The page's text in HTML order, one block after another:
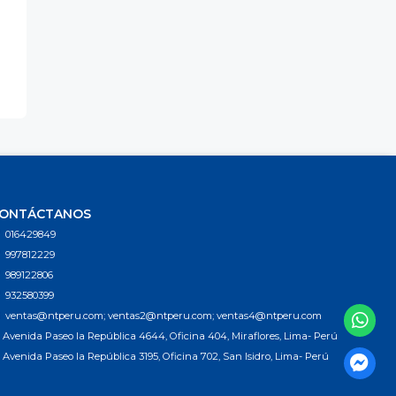
016429849
997812229
989122806
932580399
ventas@ntperu.com; ventas2@ntperu.com; ventas4@ntperu.com
Avenida Paseo la República 4644, Oficina 404, Miraflores, Lima- Perú
Avenida Paseo la República 3195, Oficina 702, San Isidro, Lima- Perú